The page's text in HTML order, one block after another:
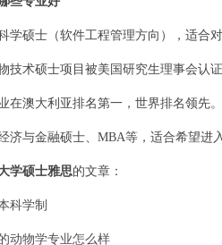
学硕士（软件工程管理方向），适合
技术硕士项目被美国研究生理事会认
在澳大利亚排名第一，世界排名领先。
济与金融硕士、MBA等，适合希望进
学硕士雅思的文章：
科学制
动物学专业怎么样